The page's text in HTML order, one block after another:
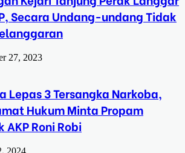
Secara Undang-undang Tidak
27, 2023
Lepas 3 Tersangka Narkoba,
Hukum Minta Propam
AKP Roni Robi